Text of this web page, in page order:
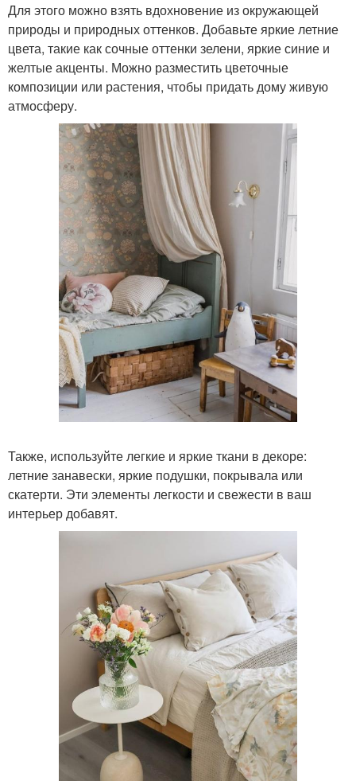
Для этого можно взять вдохновение из окружающей
природы и природных оттенков. Добавьте яркие летние
цвета, такие как сочные оттенки зелени, яркие синие и
желтые акценты. Можно разместить цветочные
композиции или растения, чтобы придать дому живую
атмосферу.
Также, используйте легкие и яркие ткани в декоре:
летние занавески, яркие подушки, покрывала или
скатерти. Эти элементы легкости и свежести в ваш
интерьер добавят.